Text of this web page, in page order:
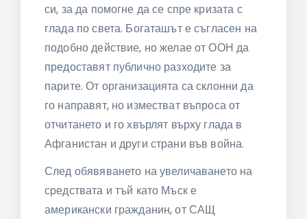
си, за да помогне да се спре кризата с
глада по света. Богаташът е съгласен на
подобно действие, но желае от ООН да
предоставят публично разходите за
парите. От организацията са склонни да
го направят, но изместват въпроса от
отчитането и го хвърлят върху глада в
Афганистан и други страни във война.
След обявяването на увеличаването на
средствата и тъй като Мъск е
американски гражданин, от САЩ